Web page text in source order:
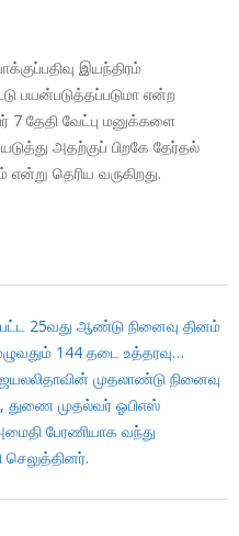
இயந்திரம்
பயன்படுத்தப்படுமா என்ற
7 தேதி வேட்பு மனுக்களை
அதற்குப் பிறகே தேர்தல்
தெரிய வருகிறது.
25வது ஆண்டு நினைவு தினம்
144 தடை உத்தரவு…
முதலாண்டு நினைவு
துணை முதல்வர் ஓபிஎஸ்
பேரணியாக வந்து